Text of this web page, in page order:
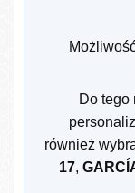
Do tego
również
17,